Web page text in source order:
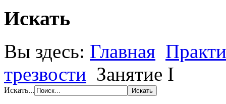
Искать
Вы здесь: Главная
трезвости Занятие I
Искать...